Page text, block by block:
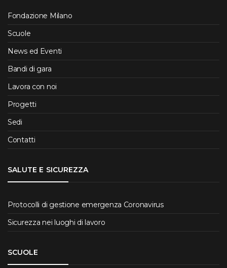
Fondazione Milano
Scuole
News ed Eventi
Bandi di gara
Lavora con noi
Progetti
Sedi
Contatti
SALUTE E SICUREZZA
Protocolli di gestione emergenza Coronavirus
Sicurezza nei luoghi di lavoro
SCUOLE